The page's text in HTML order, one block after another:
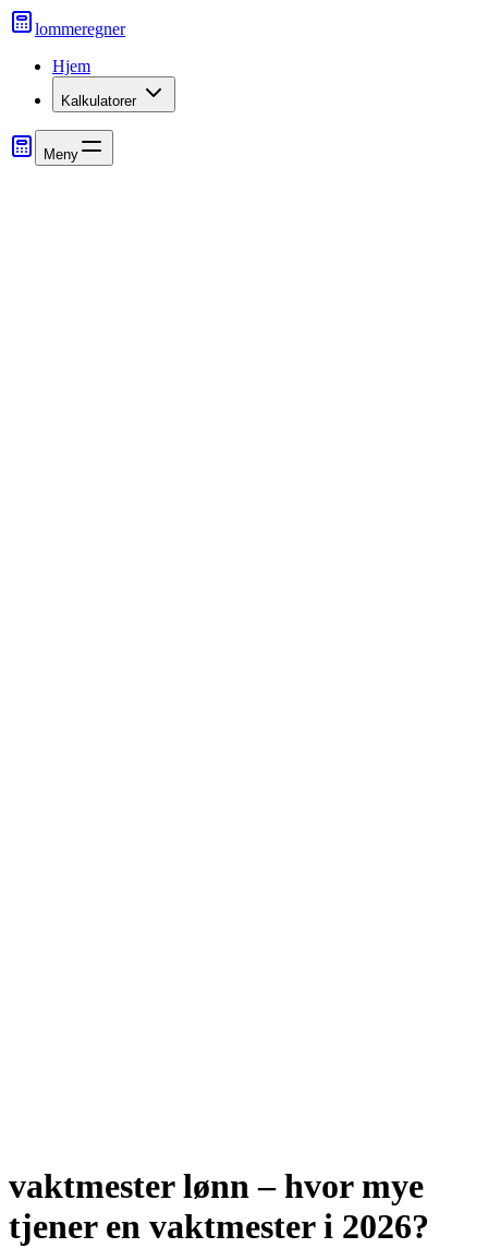
lommeregner
Hjem
Kalkulatorer
Meny
vaktmesterlønn – hvor mye
tjener en vaktmesteri 2026?